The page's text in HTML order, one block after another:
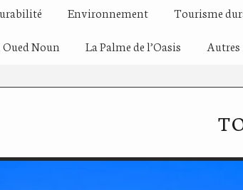
Environnement Tourisme
Noun La Palme de l’Oasis Autres